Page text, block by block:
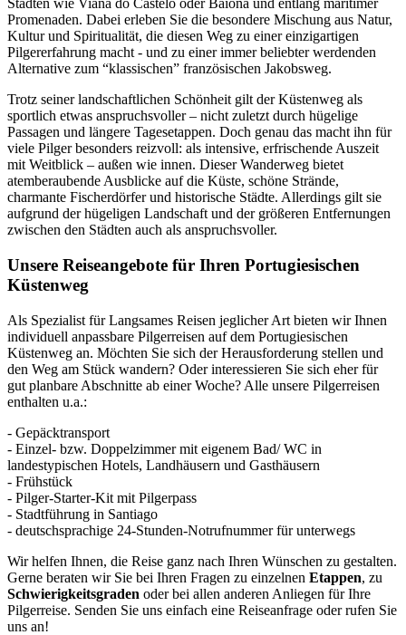
Städten wie Viana do Castelo oder Baiona und entlang maritimer
Promenaden. Dabei erleben Sie die besondere Mischung aus Natur,
Kultur und Spiritualität, die diesen Weg zu einer einzigartigen
Pilgererfahrung macht - und zu einer immer beliebter werdenden
Alternative zum “klassischen” französischen Jakobsweg.
Trotz seiner landschaftlichen Schönheit gilt der Küstenweg als
sportlich etwas anspruchsvoller – nicht zuletzt durch hügelige
Passagen und längere Tagesetappen. Doch genau das macht ihn für
viele Pilger besonders reizvoll: als intensive, erfrischende Auszeit
mit Weitblick – außen wie innen. Dieser Wanderweg bietet
atemberaubende Ausblicke auf die Küste, schöne Strände,
charmante Fischerdörfer und historische Städte. Allerdings gilt sie
aufgrund der hügeligen Landschaft und der größeren Entfernungen
zwischen den Städten auch als anspruchsvoller.
Unsere Reiseangebote für Ihren Portugiesischen
Küstenweg
Als Spezialist für Langsames Reisen jeglicher Art bieten wir Ihnen
individuell anpassbare Pilgerreisen auf dem Portugiesischen
Küstenweg an. Möchten Sie sich der Herausforderung stellen und
den Weg am Stück wandern? Oder interessieren Sie sich eher für
gut planbare Abschnitte ab einer Woche? Alle unsere Pilgerreisen
enthalten u.a.:
- Gepäcktransport
- Einzel- bzw. Doppelzimmer mit eigenem Bad/ WC in
landestypischen Hotels, Landhäusern und Gasthäusern
- Frühstück
- Pilger-Starter-Kit mit Pilgerpass
- Stadtführung in Santiago
- deutschsprachige 24-Stunden-Notrufnummer für unterwegs
Wir helfen Ihnen, die Reise ganz nach Ihren Wünschen zu gestalten.
Gerne beraten wir Sie bei Ihren Fragen zu einzelnen Etappen, zu
Schwierigkeitsgraden oder bei allen anderen Anliegen für Ihre
Pilgerreise. Senden Sie uns einfach eine Reiseanfrage oder rufen Sie
uns an!